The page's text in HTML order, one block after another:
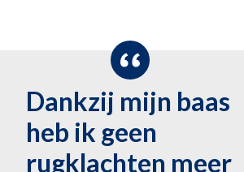
Dankzij mijn baas
heb ik geen
rugklachten meer